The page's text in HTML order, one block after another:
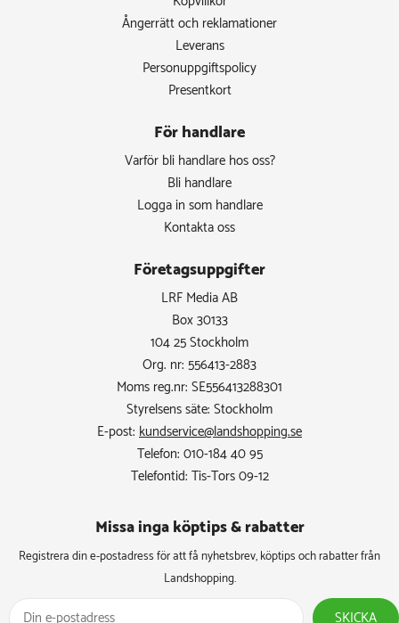
Ångerrätt och reklamationer
Leverans
Personuppgiftspolicy
Presentkort
För handlare
Varför bli handlare hos oss?
Bli handlare
Logga in som handlare
Kontakta oss
Företagsuppgifter
LRF Media AB
Box 30133
104 25 Stockholm
Org. nr: 556413-2883
Moms reg.nr: SE556413288301
Styrelsens säte: Stockholm
E-post: kundservice@landshopping.se
Telefon: 010-184 40 95
Telefontid: Tis-Tors 09-12
Missa inga köptips & rabatter​
Registrera din e-postadress för att få nyhetsbrev, köptips och rabatter från
Landshopping.
SKICKA